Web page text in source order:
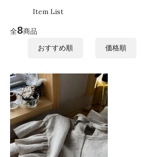
Item List
全8商品
おすすめ順 価格順